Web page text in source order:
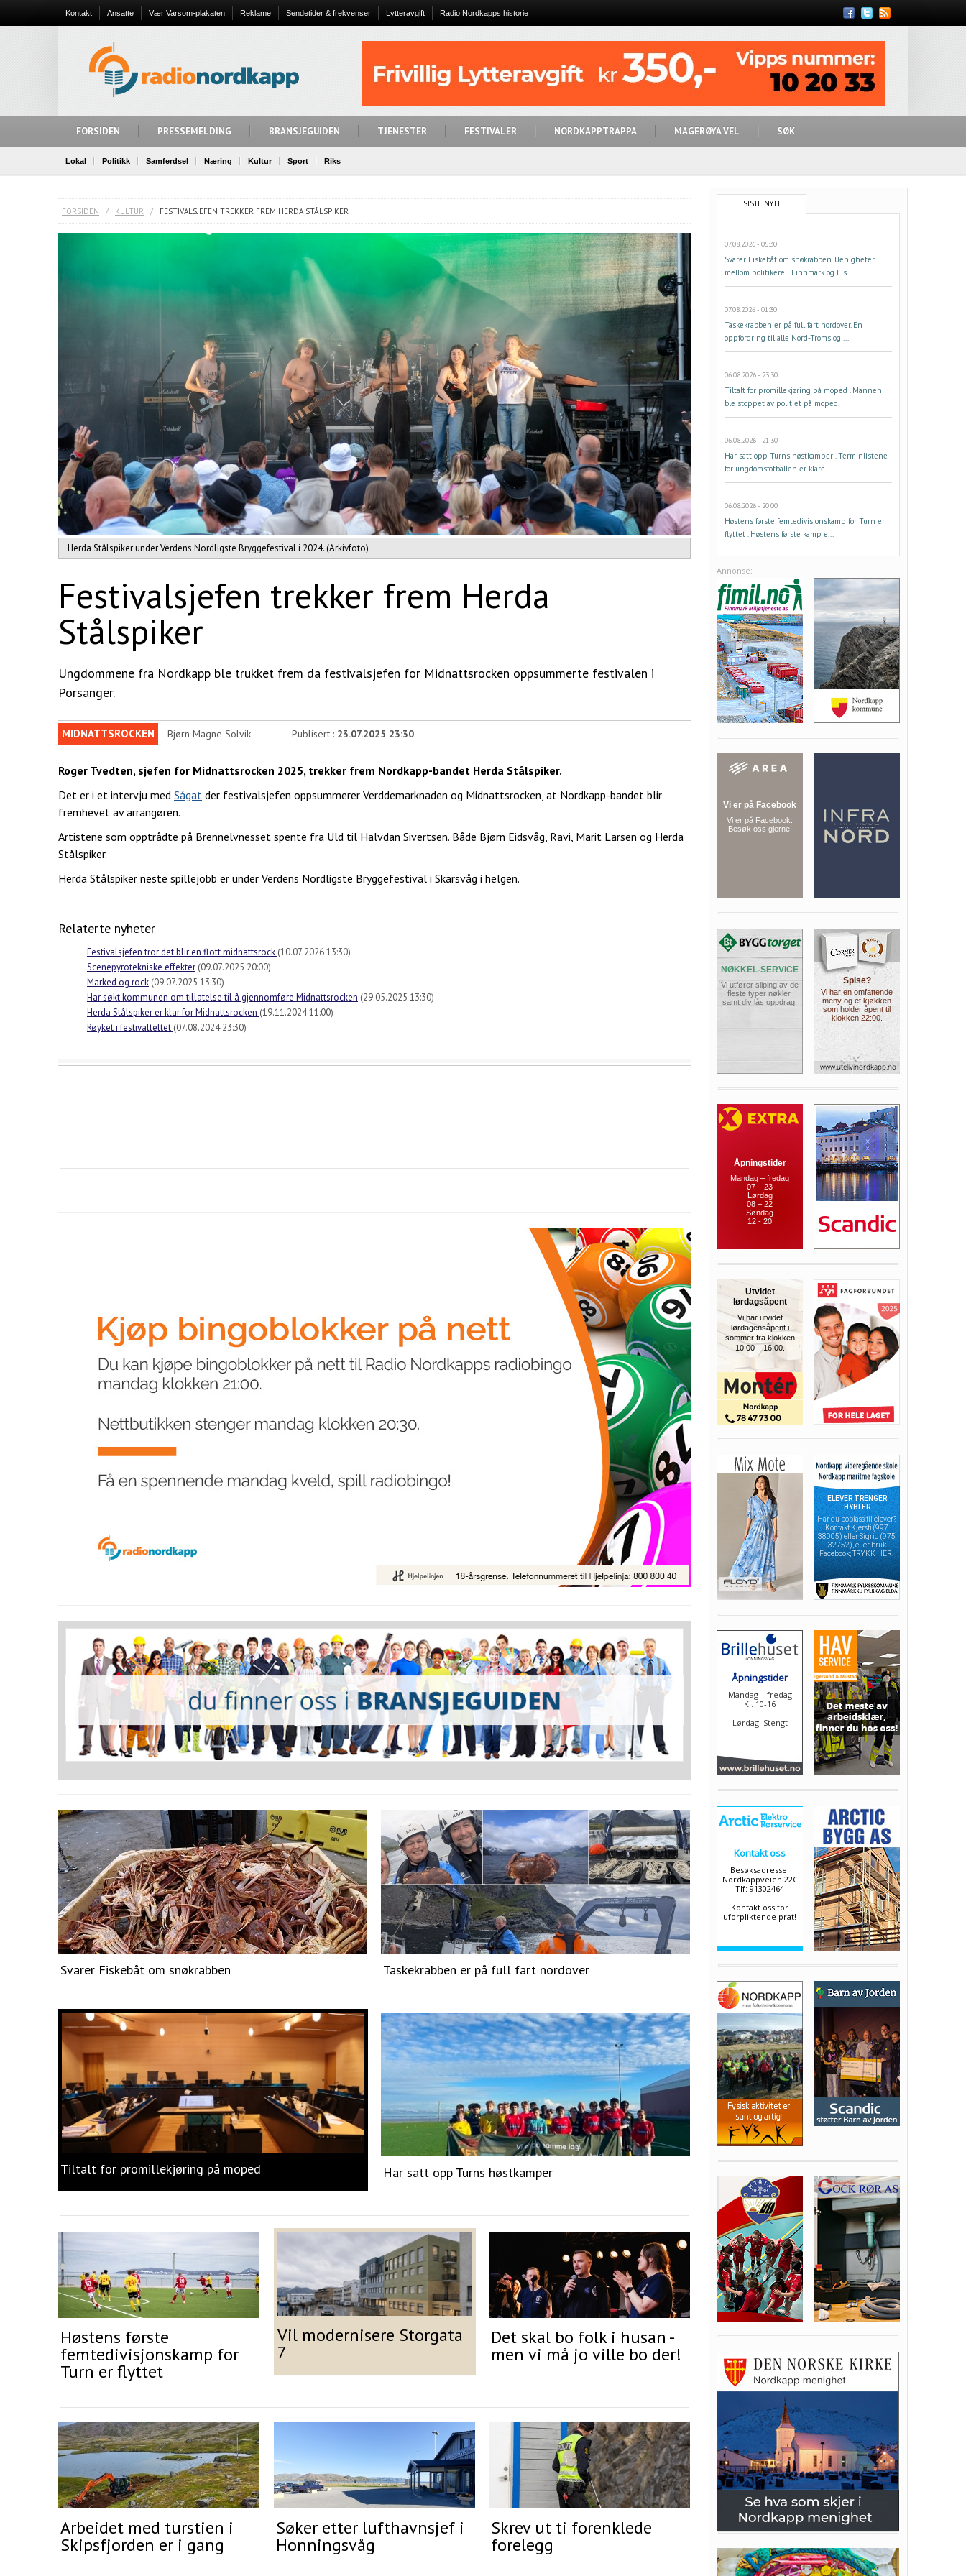
Kontakt Ansatte Vær Varsom-plakaten Reklame Sendetider & frekvenser Lytteravgift
Radio Nordkapps historie
Feed
FORSIDEN PRESSEMELDING BRANSJEGUIDEN TJENESTER FESTIVALER NORDKAPPTRAPPA MAGERØYA VEL SØK
Lokal Politikk Samferdsel Næring Kultur Sport Riks
FORSIDEN / KULTUR / FESTIVALSJEFEN TREKKER FREM HERDA STÅLSPIKER
Herda Stålspiker under Verdens Nordligste Bryggefestival i 2024. (Arkivfoto)
Festivalsjefen trekker frem Herda
Stålspiker
Ungdommene fra Nordkapp ble trukket frem da festivalsjefen for Midnattsrocken oppsummerte festivalen i
Porsanger.
MIDNATTSROCKEN Bjørn Magne Solvik Publisert : 23.07.2025 23:30
Roger Tvedten, sjefen for Midnattsrocken 2025, trekker frem Nordkapp-bandet Herda Stålspiker.
Det er i et intervju med Ságat der festivalsjefen oppsummerer Verddemarknaden og Midnattsrocken, at Nordkapp-bandet blir
fremhevet av arrangøren.
Artistene som opptrådte på Brennelvnesset spente fra Uld til Halvdan Sivertsen. Både Bjørn Eidsvåg, Ravi, Marit Larsen og Herda
Stålspiker.
Herda Stålspiker neste spillejobb er under Verdens Nordligste Bryggefestival i Skarsvåg i helgen.
Relaterte nyheter
Festivalsjefen tror det blir en flott midnattsrock (10.07.2026 13:30)
Scenepyrotekniske effekter (09.07.2025 20:00)
Marked og rock (09.07.2025 13:30)
Har søkt kommunen om tillatelse til å gjennomføre Midnattsrocken (29.05.2025 13:30)
Herda Stålspiker er klar for Midnattsrocken (19.11.2024 11:00)
Røyket i festivalteltet (07.08.2024 23:30)
Svarer Fiskebåt om snøkrabben Taskekrabben er på full fart nordover
Tiltalt for promillekjøring på moped Har satt opp Turns høstkamper
Høstens første
femtedivisjonskamp for
Turn er flyttet
Vil modernisere Storgata
7
Det skal bo folk i husan -
men vi må jo ville bo der!
Arbeidet med turstien i
Skipsfjorden er i gang
Søker etter lufthavnsjef i
Honningsvåg
Skrev ut ti forenklede
forelegg
SISTE NYTT
07.08.2026 - 05:30
Svarer Fiskebåt om snøkrabben. Uenigheter
mellom politikere i Finnmark og Fis...
07.08.2026 - 01:30
Taskekrabben er på full fart nordover. En
oppfordring til alle Nord-Troms og ...
06.08.2026 - 23:30
Tiltalt for promillekjøring på moped . Mannen
ble stoppet av politiet på moped.
06.08.2026 - 21:30
Har satt opp Turns høstkamper . Terminlistene
for ungdomsfotballen er klare.
06.08.2026 - 20:00
Høstens første femtedivisjonskamp for Turn er
flyttet . Høstens første kamp e...
Annonse: